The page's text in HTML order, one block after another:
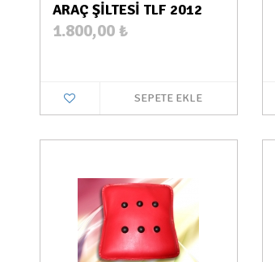
ARAÇ ŞİLTESİ TLF 2012
1.800,00 ₺
SEPETE EKLE